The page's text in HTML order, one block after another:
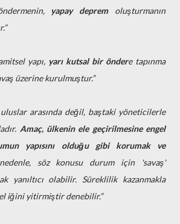
yapay depremoluşturmanın
yapı, yarı kutsal bir öndere tapınma
üzerine kurulmuştur.”
uluslar arasında değil, baştaki yöneticilerle
Amaç, ülkenin ele geçirilmesine engel
yapısını olduğu gibi korumak ve
söz konusu durum için 'savaş'
yanıltıcı olabilir. Süreklilik kazanmakla
iğini yitirmiştir denebilir.”